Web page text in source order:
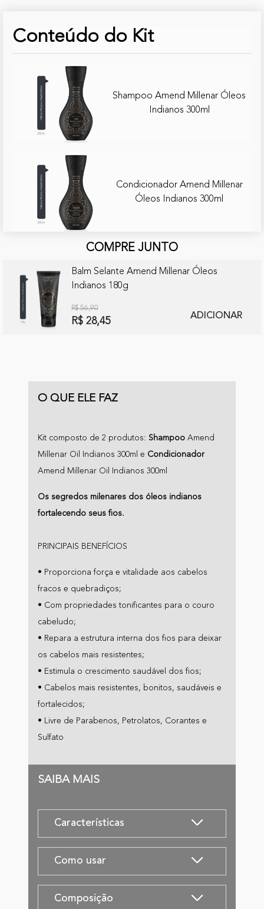
Conteúdo do Kit
Shampoo Amend Millenar Óleos
Indianos 300ml
Condicionador Amend Millenar
Óleos Indianos 300ml
COMPRE JUNTO
Balm Selante Amend Millenar Óleos
Indianos 180g
R$ 56,90
R$ 28,45 ADICIONAR
O QUE ELE FAZ
Kit composto de 2 produtos: Shampoo Amend
Millenar Oil Indianos 300ml e Condicionador
Amend Millenar Oil Indianos 300ml
Os segredos milenares dos óleos indianos
fortalecendo seus fios.
PRINCIPAIS BENEFÍCIOS
• Proporciona força e vitalidade aos cabelos
fracos e quebradiços;
• Com propriedades tonificantes para o couro
cabeludo;
• Repara a estrutura interna dos fios para deixar
os cabelos mais resistentes;
• Estimula o crescimento saudável dos fios;
• Cabelos mais resistentes, bonitos, saudáveis e
fortalecidos;
• Livre de Parabenos, Petrolatos, Corantes e
Sulfato
SAIBA MAIS
Características
Como usar
Composição